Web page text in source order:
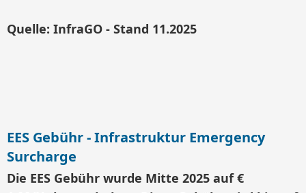
Quelle: InfraGO - Stand 11.2025
EES Gebühr - Infrastruktur Emergency
Surcharge
Die EES Gebühr wurde Mitte 2025 auf €